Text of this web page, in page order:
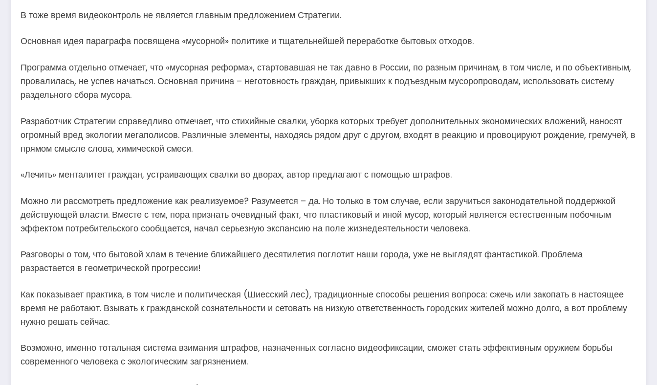
В тоже время видеоконтроль не является главным предложением Стратегии.
Основная идея параграфа посвящена «мусорной» политике и тщательнейшей переработке бытовых отходов.
Программа отдельно отмечает, что «мусорная реформа», стартовавшая не так давно в России, по разным причинам, в том числе, и по объективным,
провалилась, не успев начаться. Основная причина – неготовность граждан, привыкших к подъездным мусоропроводам, использовать систему
раздельного сбора мусора.
Разработчик Стратегии справедливо отмечает, что стихийные свалки, уборка которых требует дополнительных экономических вложений, наносят
огромный вред экологии мегаполисов. Различные элементы, находясь рядом друг с другом, входят в реакцию и провоцируют рождение, гремучей, в
прямом смысле слова, химической смеси.
«Лечить» менталитет граждан, устраивающих свалки во дворах, автор предлагают с помощью штрафов.
Можно ли рассмотреть предложение как реализуемое? Разумеется – да. Но только в том случае, если заручиться законодательной поддержкой
действующей власти. Вместе с тем, пора признать очевидный факт, что пластиковый и иной мусор, который является естественным побочным
эффектом потребительского сообщается, начал серьезную экспансию на поле жизнедеятельности человека.
Разговоры о том, что бытовой хлам в течение ближайшего десятилетия поглотит наши города, уже не выглядят фантастикой. Проблема
разрастается в геометрической прогрессии!
Как показывает практика, в том числе и политическая (Шиесский лес), традиционные способы решения вопроса: сжечь или закопать в настоящее
время не работают. Взывать к гражданской сознательности и сетовать на низкую ответственность городских жителей можно долго, а вот проблему
нужно решать сейчас.
Возможно, именно тотальная система взимания штрафов, назначенных согласно видеофиксации, сможет стать эффективным оружием борьбы
современного человека с экологическим загрязнением.